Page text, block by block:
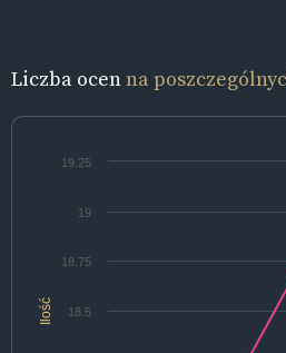
Liczba ocenna
Ilość 18.5
18.75
19
19.25